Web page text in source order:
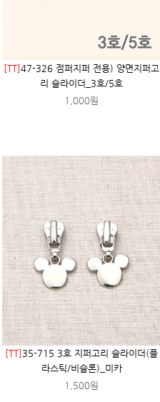
[TT]47-326 점퍼지퍼 전용) 양면지퍼고
리 슬라이더_3호/5호
1,000원
[TT] 35-715 3호 지퍼고리 슬라이더(플
라스틱/비슬론)_미카
1,500원